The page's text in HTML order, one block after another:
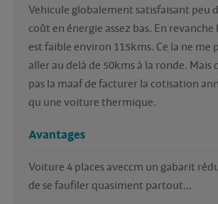
Vehicule globalement satisfaisant peu
coût en énergie assez bas. En
est faible environ 115kms. Ce la ne me
aller au delà de 50kms à la ronde. Mais
pas la maaf de facturer la cotisation
qu une voiture thermique.
Avantages
Voiture 4 places aveccm un gabarit